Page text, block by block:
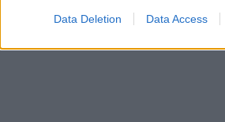
Data Deletion Data Access
Közoktatás